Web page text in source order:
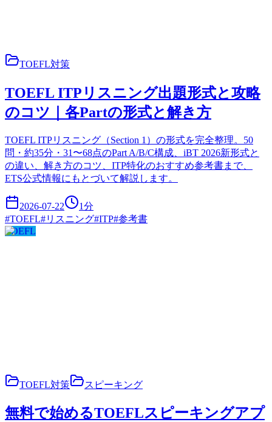
TOEFL対策
TOEFL ITPリスニング出題形式と攻略
のコツ｜各Partの形式と解き方
TOEFL ITPリスニング（Section 1）の形式を完全整理。50
問・約35分・31〜68点のPart A/B/C構成、iBT 2026新形式と
の違い、解き方のコツ、ITP特化のおすすめ参考書まで、
ETS公式情報にもとづいて解説します。
2026-07-22 1分
#TOEFL#リスニング#ITP#参考書
TOEFL
TOEFL対策 スピーキング
無料で始めるTOEFLスピーキングアプ